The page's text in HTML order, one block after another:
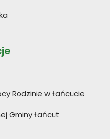
Rodzinie w Łańcucie
Gminy Łańcut